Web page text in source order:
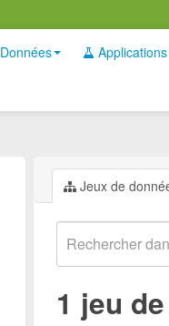
Données Applications
Jeux de
1 jeu